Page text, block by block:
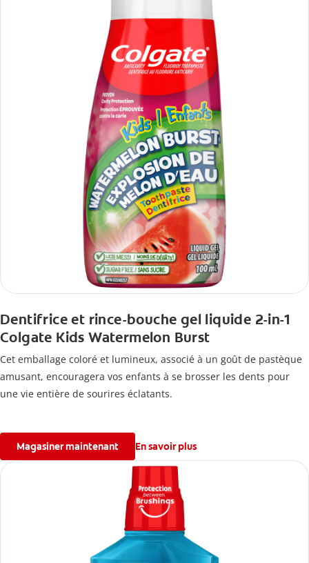
Dentifrice et rince-bouche gel liquide 2-in-1
Colgate Kids Watermelon Burst
Cet emballage coloré et lumineux, associé à un goût de pastèque
amusant, encouragera vos enfants à se brosser les dents pour
une vie entière de sourires éclatants.
Magasiner maintenant En savoir plus